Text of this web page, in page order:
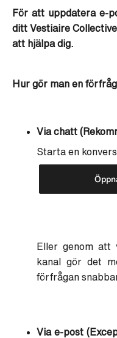
För att uppdatera e-
ditt Vestiaire
att hjälpa dig.
Hur gör man en
Via chatt
Starta en
Eller genom att
kanal gör det
förfrågan
Via e-post